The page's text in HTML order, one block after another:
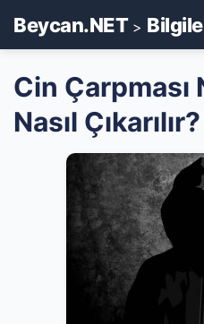
Beycan.NET>
Cin Çarpması
Nasıl Çıkarılır?